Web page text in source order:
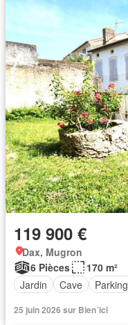
119 900 €
Dax, Mugron
6 Pièces
170 m²
Jardin
Cave Parking
25 juin 2026 sur Bien´ici